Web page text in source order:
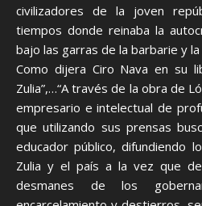
civilizadores de la joven
tiempos donde reinaba la
bajo las garras de la barbarie y la
Como dijera Ciro Nava en su
Zulia”,…“A través de la obra de
empresario e intelectual de
que utilizando sus prensas
educador público, difundiendo
Zulia y el país a la vez que
desmanes de los